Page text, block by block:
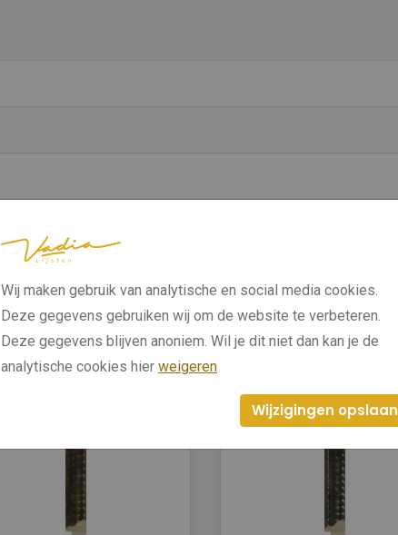
Wij maken gebruik van analytische en social media cookies.
Deze gegevens gebruiken wij om de website te verbeteren.
Deze gegevens blijven anoniem. Wil je dit niet dan kan je de
analytische cookies hier weigeren
Wijzigingen opslaan